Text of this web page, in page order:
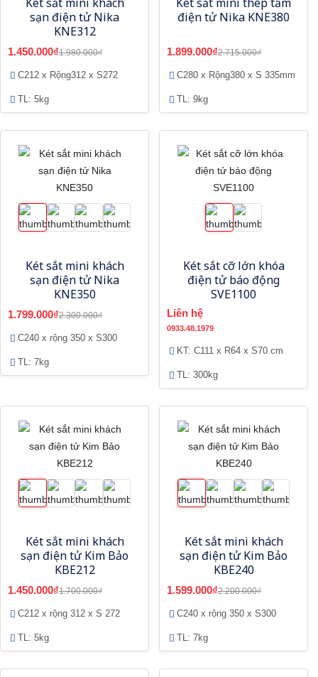
sạn điện tử Nika
KNE312
1.450.000₫1.980.000₫
C212 x Rộng312 x S272
TL: 5kg
điện tử Nika KNE380
1.899.000₫2.715.000₫
C280 x Rộng380 x S 335mm
TL: 9kg
Két sắt mini khách
sạn điện tử Nika
KNE350
1.799.000₫2.300.000₫
C240 x rộng 350 x S300
TL: 7kg
Két sắt cỡ lớn khóa
điện tử báo động
SVE1100
Liên hệ
0933.48.1979
KT: C111 x R64 x S70 cm
TL: 300kg
Két sắt mini khách
sạn điện tử Kim Bảo
KBE212
1.450.000₫1.700.000₫
C212 x rộng 312 x S 272
TL: 5kg
Két sắt mini khách
sạn điện tử Kim Bảo
KBE240
1.599.000₫2.200.000₫
C240 x rộng 350 x S300
TL: 7kg